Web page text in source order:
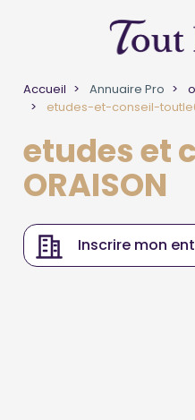
Accueil Annuaire Pro
etudes-et-conseil-
etudes et
ORAISON
Inscrire mon